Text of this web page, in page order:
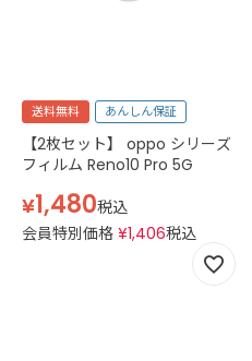
送料無料 あんしん保証
【2枚セット】 oppo シリーズ
フィルム Reno10 Pro 5G
¥1,480税込
会員特別価格 ¥1,406税込